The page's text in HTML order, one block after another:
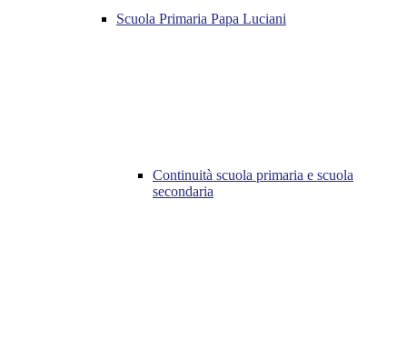
Scuola Primaria Papa Luciani
Continuità scuola primaria e scuola
secondaria